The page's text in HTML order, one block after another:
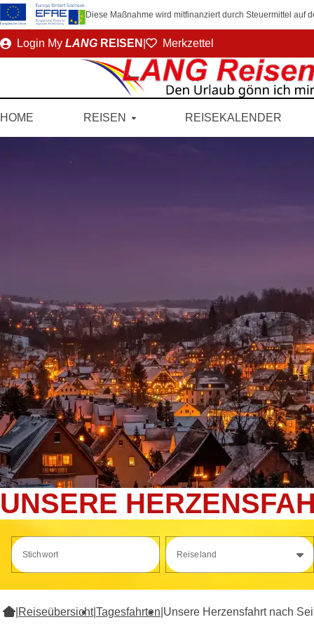
Diese Maßnahme wird mitfinanziert durch Steuermittel auf
DirektLogin My LANG REISEN Merkzettel
HOME REISEN REISEKALENDER
UNSERE
Stichwort Reiseland
Reiseübersicht|Tagesfahrten Unsere Herzensfahrt nach